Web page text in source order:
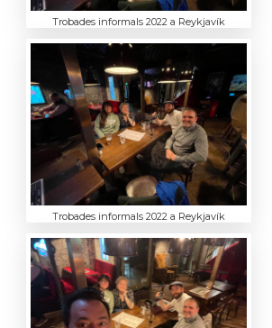
Trobades informals 2022 a Reykjavík
Trobades informals 2022 a Reykjavík